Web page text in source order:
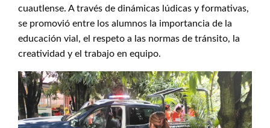
cuautlense. A través de dinámicas lúdicas y formativas,
se promovió entre los alumnos la importancia de la
educación vial, el respeto a las normas de tránsito, la
creatividad y el trabajo en equipo.